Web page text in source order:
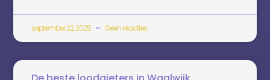
september 22, 2025 Geen reacties